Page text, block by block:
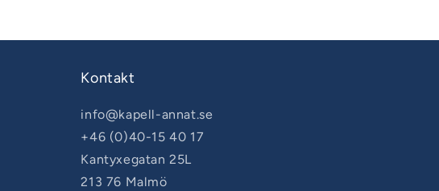
Kontakt
info@kapell-annat.se
+46 (0)40-15 40 17
Kantyxegatan 25L
213 76 Malmö